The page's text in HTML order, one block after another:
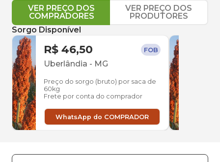
VER PREÇO DOS
COMPRADORES
VER PREÇO DOS
PRODUTORES
Sorgo Disponível
R$ 46,50 FOB
Uberlândia - MG
Preço do sorgo (bruto) por saca de
60kg
Frete por conta do comprador
WhatsApp do COMPRADOR